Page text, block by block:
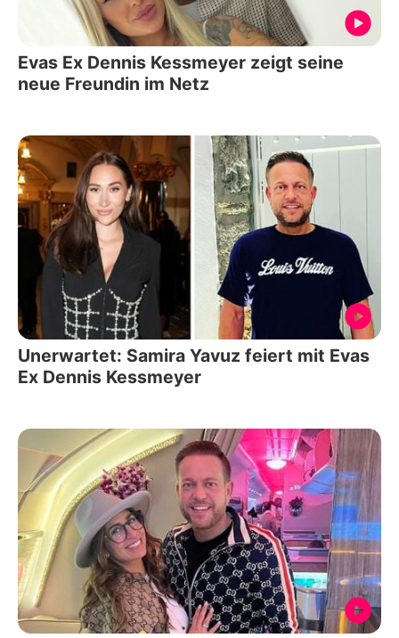
Evas Ex Dennis Kessmeyer zeigt seine
neue Freundin im Netz
Unerwartet: Samira Yavuz feiert mit Evas
Ex Dennis Kessmeyer